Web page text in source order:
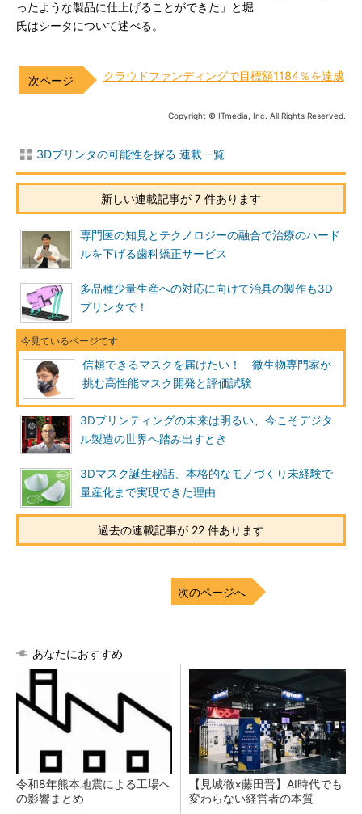
ったような製品に仕上げることができた」と堀
氏はシータについて述べる。
クラウドファンディングで目標額1184％を達成
Copyright © ITmedia, Inc. All Rights Reserved.
3Dプリンタの可能性を探る 連載一覧
新しい連載記事が 7 件あります
専門医の知見とテクノロジーの融合で治療のハード
ルを下げる歯科矯正サービス
多品種少量生産への対応に向けて治具の製作も3D
プリンタで！
信頼できるマスクを届けたい！ 微生物専門家が
挑む高性能マスク開発と評価試験
3Dプリンティングの未来は明るい、今こそデジタ
ル製造の世界へ踏み出すとき
3Dマスク誕生秘話、本格的なモノづくり未経験で
量産化まで実現できた理由
過去の連載記事が 22 件あります
次のページへ
あなたにおすすめ
令和8年熊本地震による工場へ
の影響まとめ
【見城徹×藤田晋】AI時代でも
変わらない経営者の本質